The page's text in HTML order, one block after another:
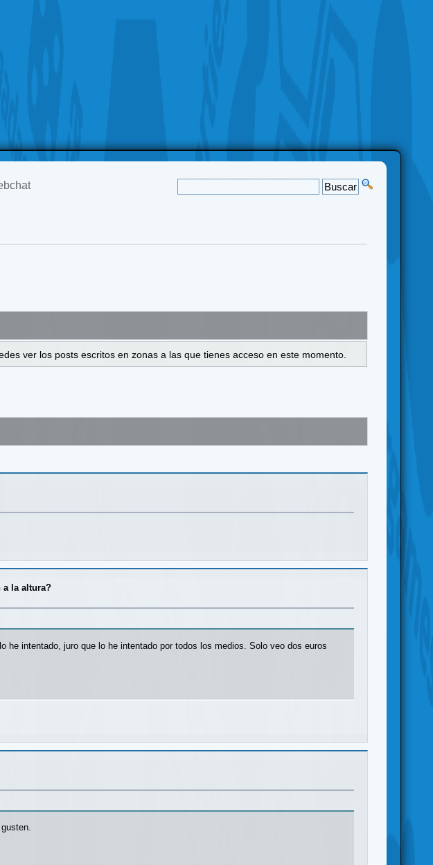
ver los posts escritos en zonas a las que tienes acceso en este momento.
a la altura?
intentado, juro que lo he intentado por todos los medios. Solo veo dos euros